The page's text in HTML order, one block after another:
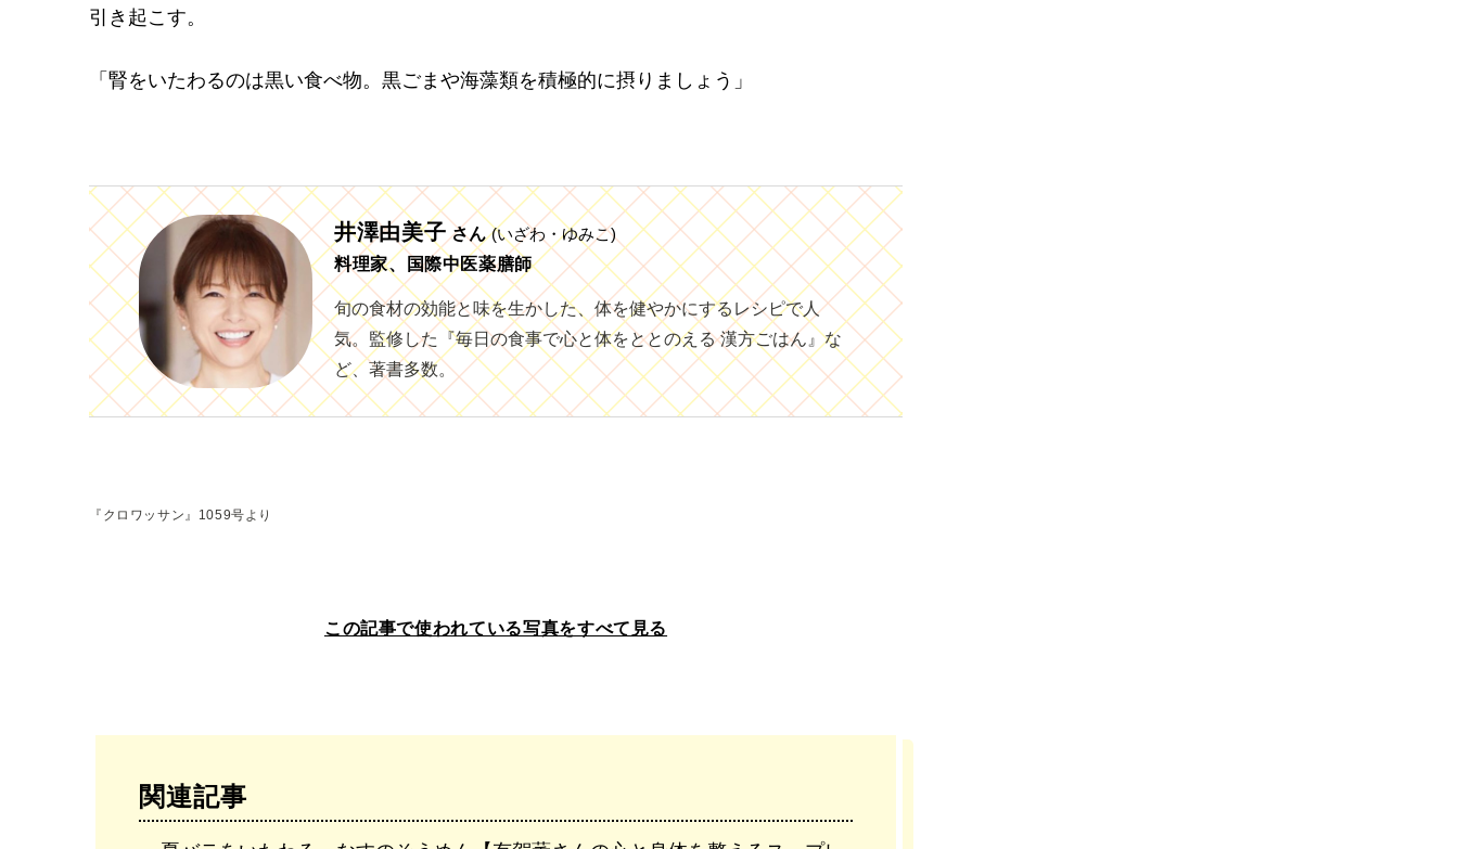
引き起こす。
「腎をいたわるのは黒い食べ物。黒ごまや海藻類を積極的に摂りましょう」
井澤由美子 さん (いざわ・ゆみこ)
料理家、国際中医薬膳師
旬の食材の効能と味を生かした、体を健やかにするレシピで人
気。監修した『毎日の食事で心と体をととのえる 漢方ごはん』な
ど、著書多数。
『クロワッサン』1059号より
この記事で使われている写真をすべて見る
関連記事